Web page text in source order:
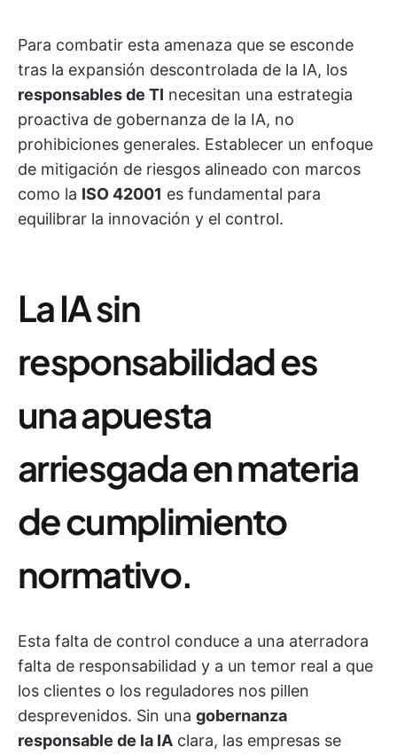
Para combatir esta amenaza que se esconde
tras la expansión descontrolada de la IA, los
responsables de TI necesitan una estrategia
proactiva de gobernanza de la IA, no
prohibiciones generales. Establecer un enfoque
de mitigación de riesgos alineado con marcos
como la ISO 42001 es fundamental para
equilibrar la innovación y el control.
La IA sin
responsabilidad es
una apuesta
arriesgada en materia
de cumplimiento
normativo.
Esta falta de control conduce a una aterradora
falta de responsabilidad y a un temor real a que
los clientes o los reguladores nos pillen
desprevenidos. Sin una gobernanza
responsable de la IA clara, las empresas se